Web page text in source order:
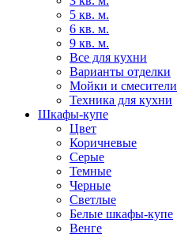
5 кв. м.
6 кв. м.
9 кв. м.
Все для кухни
Варианты отделки
Мойки и смесители
Техника для кухни
Шкафы-купе
Цвет
Коричневые
Серые
Темные
Черные
Светлые
Белые шкафы-купе
Венге